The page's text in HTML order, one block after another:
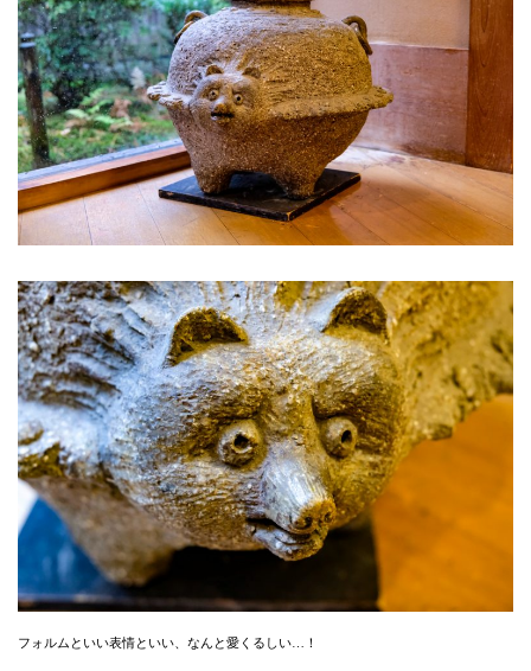
フォルムといい表情といい、なんと愛くるしい…！